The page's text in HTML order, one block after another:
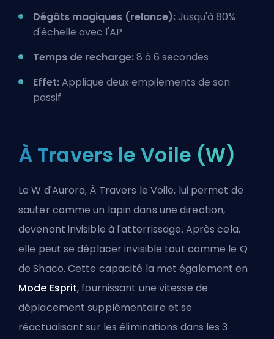
Dégâts magiques (relance):Jusqu'à 80%
d'échelle avec l'AP
Temps de recharge:8 à 6 secondes
Effet:Applique deux empilements de son
passif
À Travers le Voile (W)
Le W d'Aurora, À Travers le Voile, lui permet de
sauter comme un lapin dans une direction,
devenant invisible à l'atterrissage. Après cela,
elle peut se déplacer invisible tout comme le Q
deShaco. Cette capacité la met également en
Mode Esprit, fournissant une vitesse de
déplacement supplémentaire et se
réactualisant sur les éliminations dans les 3